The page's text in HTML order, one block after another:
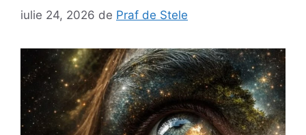
iulie 24, 2026 de Praf de Stele